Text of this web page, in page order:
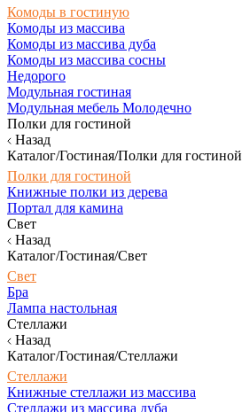
Комоды в гостиную
Комоды из массива
Комоды из массива дуба
Комоды из массива сосны
Недорого
Модульная гостиная
Модульная мебель Молодечно
Полки для гостиной
Назад
Каталог/Гостиная/Полки для гостиной
Полки для гостиной
Книжные полки из дерева
Портал для камина
Свет
Назад
Каталог/Гостиная/Свет
Свет
Бра
Лампа настольная
Стеллажи
Назад
Каталог/Гостиная/Стеллажи
Стеллажи
Книжные стеллажи из массива
Стеллажи из массива дуба